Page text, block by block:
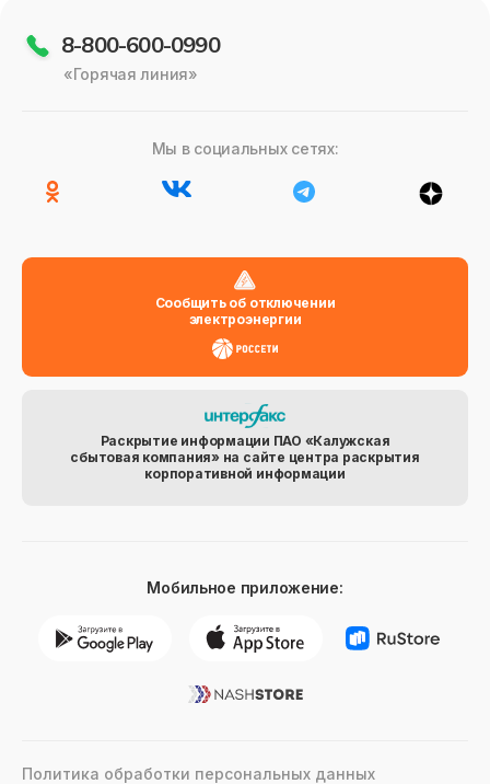
8-800-600-0990
«Горячая линия»
Мы в социальных сетях:
Сообщить об отключении
электроэнергии
Раскрытие информации ПАО «Калужская
сбытовая компания» на сайте центра раскрытия
корпоративной информации
Мобильное приложение:
Политика обработки персональных данных